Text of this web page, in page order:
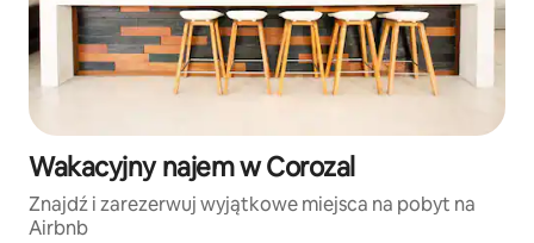
Wakacyjny najem w Corozal
Znajdź i zarezerwuj wyjątkowe miejsca na pobyt na
Airbnb